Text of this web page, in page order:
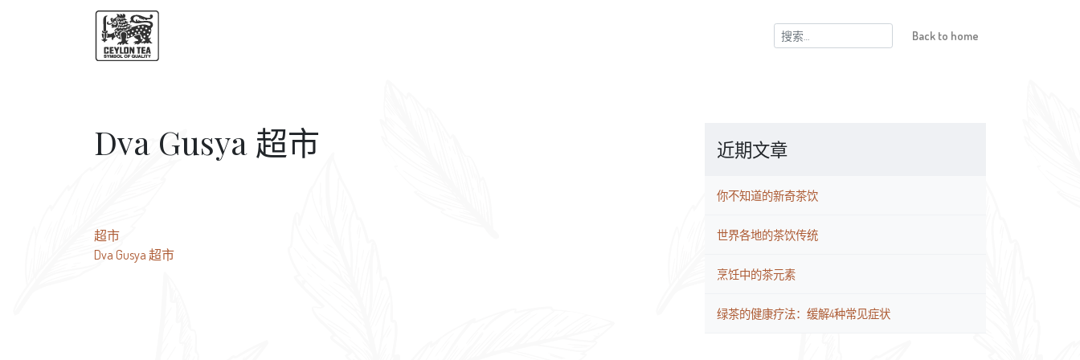
搜
索：
Back to home
近期文章
你不知道的新奇茶饮
世界各地的茶饮传统
烹饪中的茶元素
绿茶的健康疗法：缓解4种常见症状
Dva Gusya 超市
文
章
超市
Dva Gusya 超市